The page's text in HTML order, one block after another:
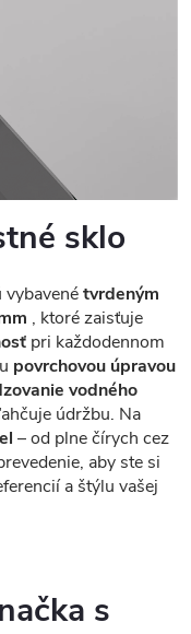
sklo
vybavenétvrdeným
, ktoré zaisťuje
pri každodennom
povrchovou úpravou
vodného
údržbu. Na
– od plne čírych cez
aby ste si
a štýlu vašej
s